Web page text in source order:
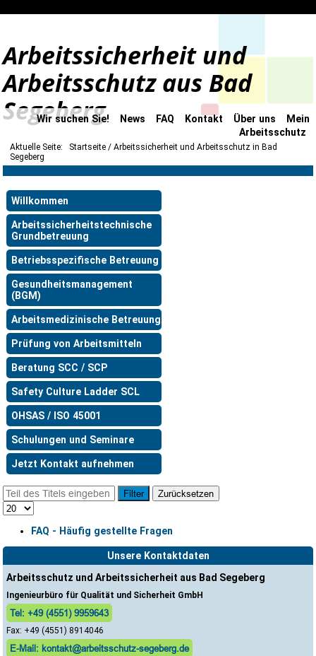
Arbeitssicherheit und
Arbeitsschutz aus Bad
Segeberg
Wir suchen Sie! News FAQ Kontakt Über uns
Mein
Arbeitsschutz
Aktuelle Seite: Startseite
Arbeitssicherheit und Arbeitsschutz in Bad
Segeberg
Willkommen
Arbeitssicherheitstechnische
Grundbetreuung
Betriebsspezifische Betreuung
Gesundheitsmanagement
(BGM)
Arbeitsmedizinische Betreuung
Prüfung von Arbeitsmitteln
Beratung SCC / SCP
Safety Culture Ladder SCL
OHSAS / ISO 45001
Schulungen und Seminare
Jetzt Kontakt aufnehmen
Filter Zurücksetzen
FAQ - Häufig gestellte Fragen
Unsere Kontaktdaten
Arbeitsschutz und Arbeitssicherheit aus Bad Segeberg
Ingenieurbüro für Qualität und Sicherheit GmbH
Tel: +49 (4551) 9959643
Fax: +49 (4551) 8914046
E-Mail: kontakt@arbeitsschutz-segeberg.de